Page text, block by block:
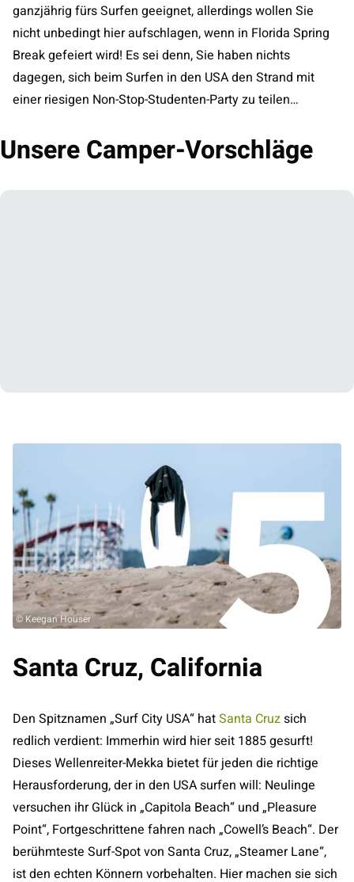
ganzjährig fürs Surfen geeignet, allerdings wollen Sie
nicht unbedingt hier aufschlagen, wenn in Florida Spring
Break gefeiert wird! Es sei denn, Sie haben nichts
dagegen, sich beim Surfen in den USA den Strand mit
einer riesigen Non-Stop-Studenten-Party zu teilen…
Unsere Camper-Vorschläge
© Keegan Houser
Santa Cruz, California
Den Spitznamen „Surf City USA“ hatSanta Cruzsich
redlich verdient: Immerhin wird hier seit 1885 gesurft!
Dieses Wellenreiter-Mekka bietet für jeden die richtige
Herausforderung, der in den USA surfen will: Neulinge
versuchen ihr Glück in „Capitola Beach“ und „Pleasure
Point“, Fortgeschrittene fahren nach „Cowell’s Beach“. Der
berühmteste Surf-Spot von Santa Cruz, „Steamer Lane“,
ist den echten Könnern vorbehalten. Hier machen sie sich